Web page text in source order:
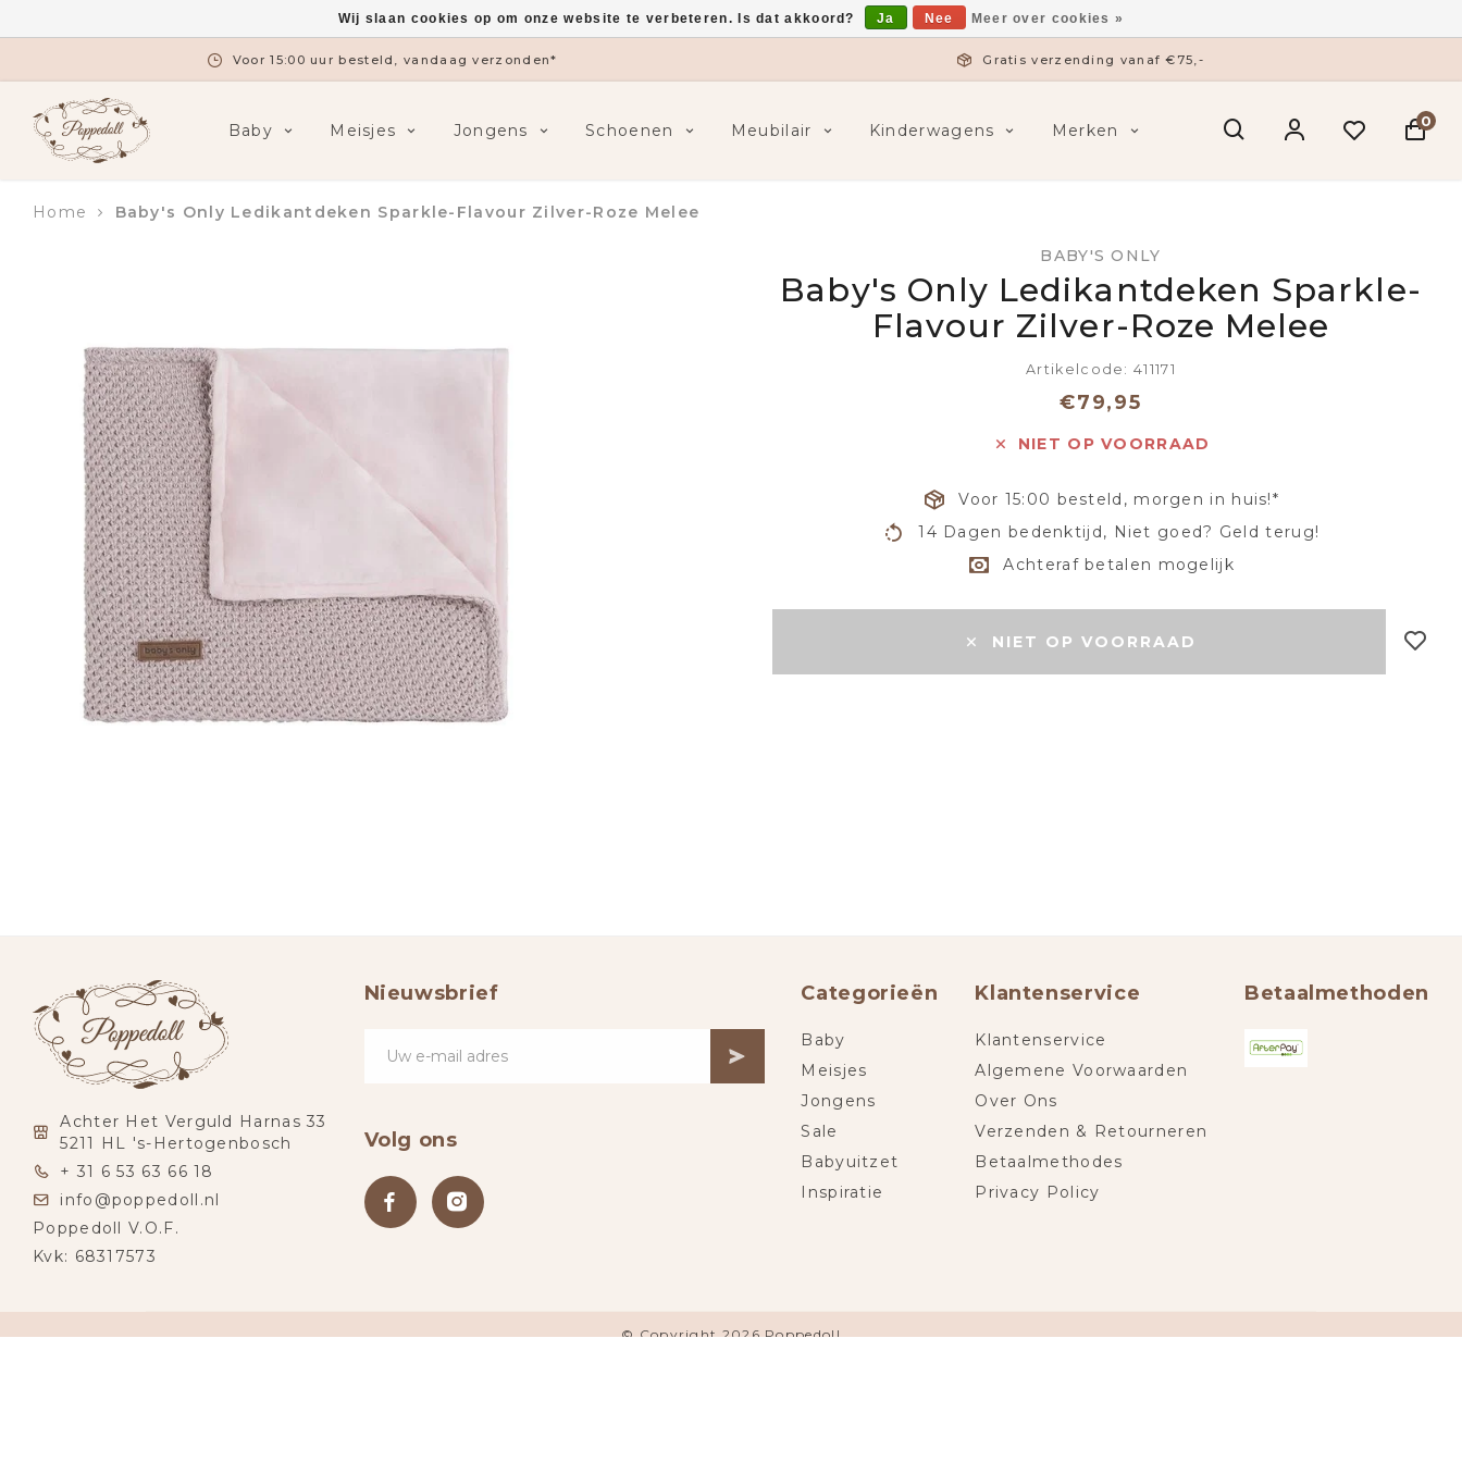
Voor 15:00 uur besteld, vandaag verzonden* Gratis verzending vanaf €75,-
Baby Meisjes Jongens Schoenen Meubilair Kinderwagens Merken 0
Home Baby's Only Ledikantdeken Sparkle-Flavour Zilver-Roze Melee
BABY'S ONLY
Baby's Only Ledikantdeken Sparkle-
Flavour Zilver-Roze Melee
Artikelcode: 411171
€79,95
NIET OP VOORRAAD
Voor 15:00 besteld, morgen in huis!*
14 Dagen bedenktijd, Niet goed? Geld terug!
Achteraf betalen mogelijk
NIET OP VOORRAAD
Achter Het Verguld Harnas 33
5211 HL 's-Hertogenbosch
+ 31 6 53 63 66 18
info@poppedoll.nl
Poppedoll V.O.F.
Kvk: 68317573
Nieuwsbrief
Volg ons
Categorieën
Baby
Meisjes
Jongens
Sale
Babyuitzet
Inspiratie
Klantenservice
Klantenservice
Algemene Voorwaarden
Over Ons
Verzenden & Retourneren
Betaalmethodes
Privacy Policy
Betaalmethoden
© Copyright 2026 Poppedoll
Wij slaan cookies op om onze website te verbeteren. Is dat akkoord? Ja Nee Meer over cookies »